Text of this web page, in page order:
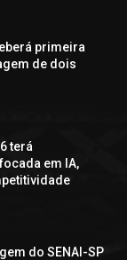
primeira
de dois
terá
em IA,
do SENAI-SP